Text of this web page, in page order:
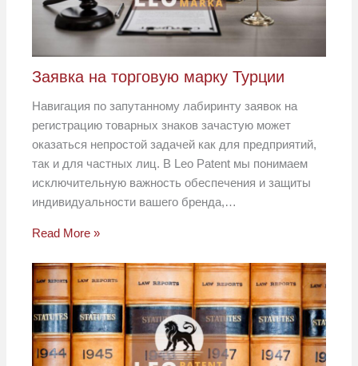
Заявка на торговую марку Турции
Навигация по запутанному лабиринту заявок на
регистрацию товарных знаков зачастую может
оказаться непростой задачей как для предприятий,
так и для частных лиц. В Leo Patent мы понимаем
исключительную важность обеспечения и защиты
индивидуальности вашего бренда,…
Read More »